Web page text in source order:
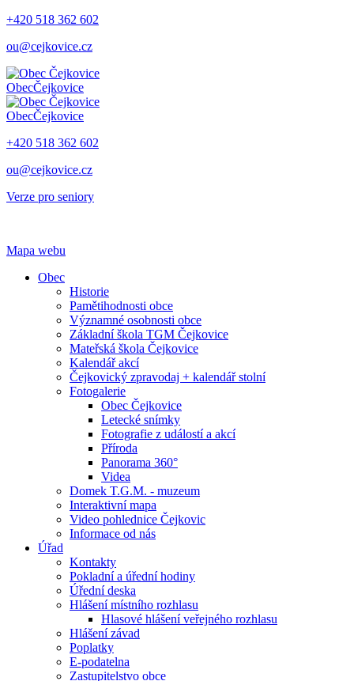
+420 518 362 602
ou@cejkovice.cz
ObecČejkovice
ObecČejkovice
+420 518 362 602
ou@cejkovice.cz
Verze pro seniory
Mapa webu
Obec
Historie
Pamětihodnosti obce
Významné osobnosti obce
Základní škola TGM Čejkovice
Mateřská škola Čejkovice
Kalendář akcí
Čejkovický zpravodaj + kalendář stolní
Fotogalerie
Obec Čejkovice
Letecké snímky
Fotografie z událostí a akcí
Příroda
Panorama 360°
Videa
Domek T.G.M. - muzeum
Interaktivní mapa
Video pohlednice Čejkovic
Informace od nás
Úřad
Kontakty
Pokladní a úřední hodiny
Úřední deska
Hlášení místního rozhlasu
Hlasové hlášení veřejného rozhlasu
Hlášení závad
Poplatky
E-podatelna
Zastupitelstvo obce